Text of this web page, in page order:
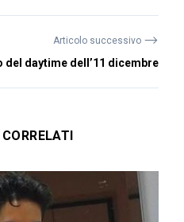
Articolo successivo ⟶
del daytime dell’11 dicembre